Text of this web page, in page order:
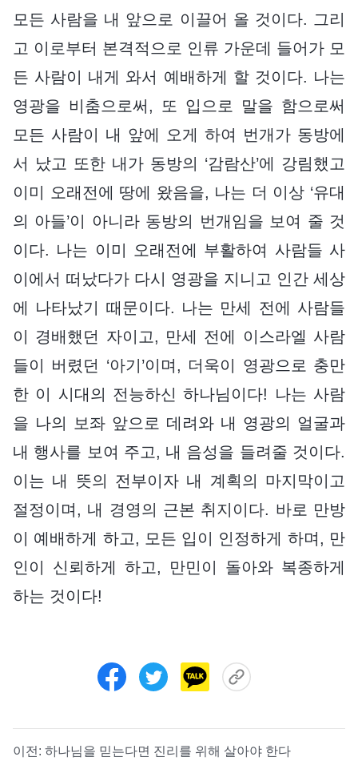
모든 사람을 내 앞으로 이끌어 올 것이다. 그리
고 이로부터 본격적으로 인류 가운데 들어가 모
든 사람이 내게 와서 예배하게 할 것이다. 나는
영광을 비춤으로써, 또 입으로 말을 함으로써
모든 사람이 내 앞에 오게 하여 번개가 동방에
서 났고 또한 내가 동방의 ‘감람산’에 강림했고
이미 오래전에 땅에 왔음을, 나는 더 이상 ‘유대
의 아들’이 아니라 동방의 번개임을 보여 줄 것
이다. 나는 이미 오래전에 부활하여 사람들 사
이에서 떠났다가 다시 영광을 지니고 인간 세상
에 나타났기 때문이다. 나는 만세 전에 사람들
이 경배했던 자이고, 만세 전에 이스라엘 사람
들이 버렸던 ‘아기’이며, 더욱이 영광으로 충만
한 이 시대의 전능하신 하나님이다! 나는 사람
을 나의 보좌 앞으로 데려와 내 영광의 얼굴과
내 행사를 보여 주고, 내 음성을 들려줄 것이다.
이는 내 뜻의 전부이자 내 계획의 마지막이고
절정이며, 내 경영의 근본 취지이다. 바로 만방
이 예배하게 하고, 모든 입이 인정하게 하며, 만
인이 신뢰하게 하고, 만민이 돌아와 복종하게
하는 것이다!
이전: 하나님을 믿는다면 진리를 위해 살아야 한다